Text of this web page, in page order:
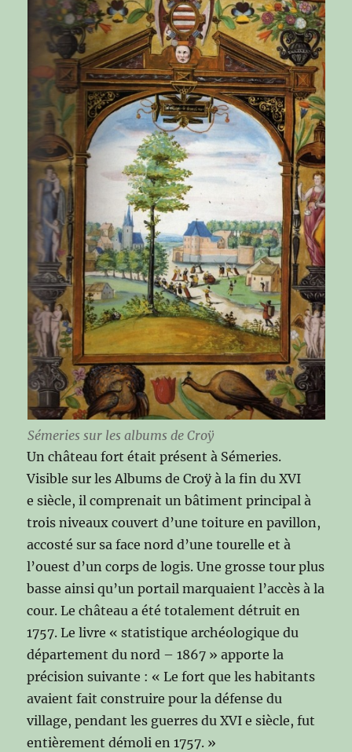
Sémeries sur les albums de Croÿ
Un château fort était présent à Sémeries.
Visible sur les Albums de Croÿ à la fin du XVI
e siècle, il comprenait un bâtiment principal à
trois niveaux couvert d’une toiture en pavillon,
accosté sur sa face nord d’une tourelle et à
l’ouest d’un corps de logis. Une grosse tour plus
basse ainsi qu’un portail marquaient l’accès à la
cour. Le château a été totalement détruit en
1757. Le livre « statistique archéologique du
département du nord – 1867 » apporte la
précision suivante : « Le fort que les habitants
avaient fait construire pour la défense du
village, pendant les guerres du XVI e siècle, fut
entièrement démoli en 1757. »